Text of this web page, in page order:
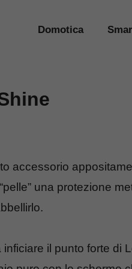
Domotica
accessorio
una protezione
il punto forte di